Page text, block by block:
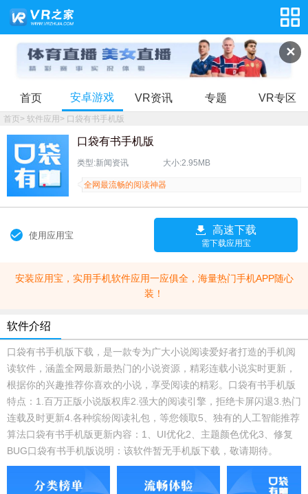
✕
首页 安卓游戏 VR资讯 专题 VR专区
首页> 软件应用> 口袋有书手机版
口袋有书手机版
类型:新闻资讯 大小:2.95MB
全网最流畅的阅读神器
使用应用宝 高速下载
需下载应用宝
安装应用宝，实用手机软件应用一应俱全，海量热门手机APP随心
装！
软件介绍
口袋有书手机版下载，是一款专为广大小说阅读爱好者打造的手机阅
读软件，涵盖全网最新最热门的小说资源，精彩连载小说实时更新，
根据你的兴趣推荐你喜欢的小说，享受阅读的精彩。口袋有书手机版
特点：1.百万正版小说版权库2.强大的阅读引擎，拒绝卡屏闪退3.热门
连载及时更新4.各种缤纷阅读礼包，等您领取5、独有的人工智能推荐
算法口袋有书手机版更新内容：1、UI优化2、主题颜色优化3、修复
BUG口袋有书手机版说明：该软件暂无手机版下载，敬请期待。